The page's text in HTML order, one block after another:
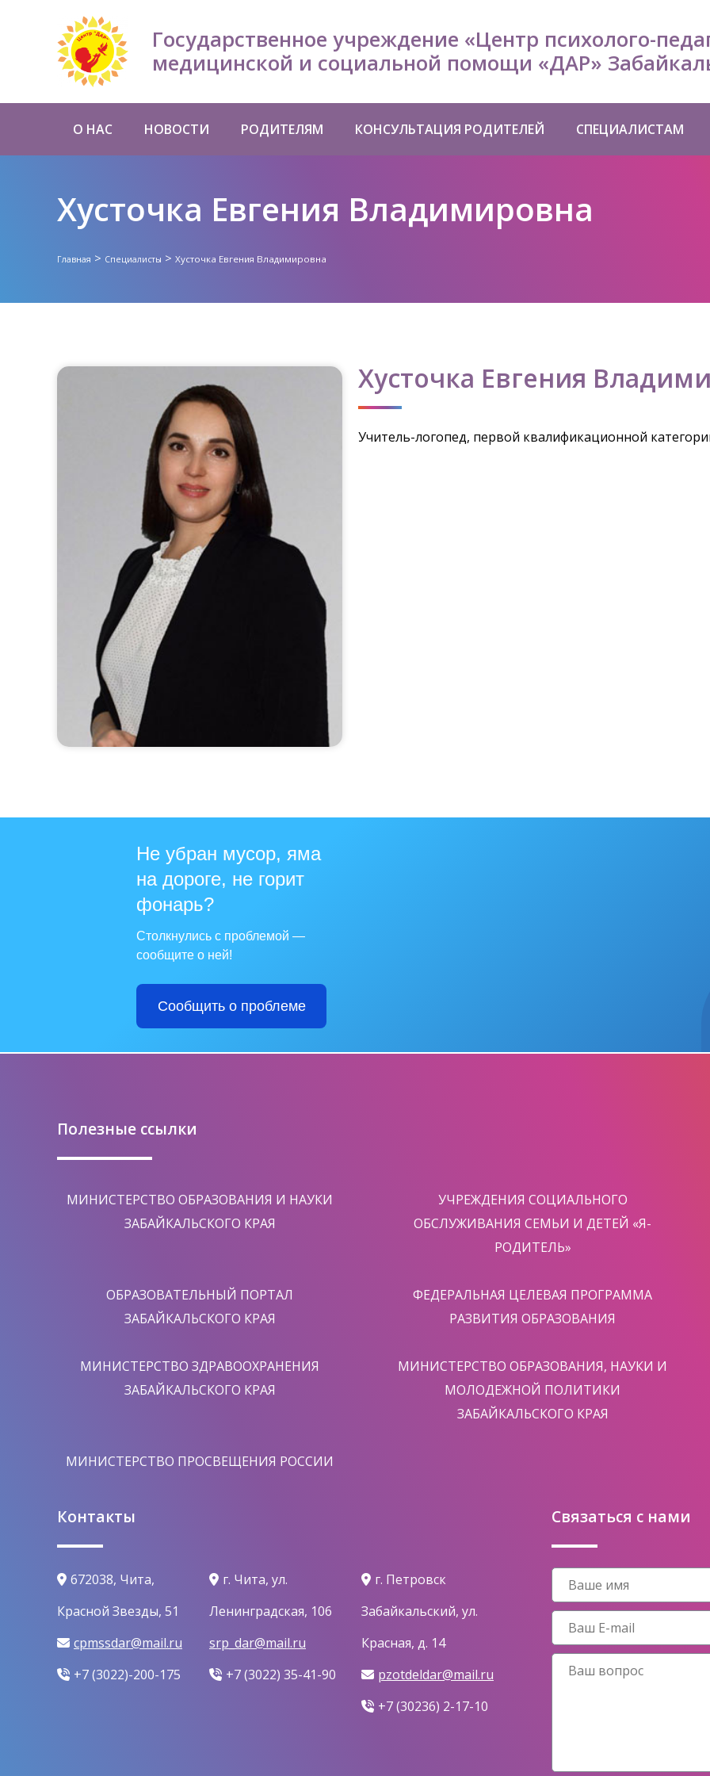
Государственное учреждение «Центр психолого-
медицинской и социальной помощи «ДАР»
О НАС НОВОСТИ РОДИТЕЛЯМ КОНСУЛЬТАЦИЯ РОДИТЕЛЕЙ СПЕЦИАЛИСТАМ
Хусточка Евгения Владимировна
Главная > Специалисты > Хусточка Евгения Владимировна
Хусточка Евгения
Учитель-логопед, первой квалификационной
Не убран мусор, яма
на дороге, не горит
фонарь?
Столкнулись с проблемой —
сообщите о ней!
Сообщить о проблеме
Полезные ссылки
МИНИСТЕРСТВО ОБРАЗОВАНИЯ И НАУКИ
ЗАБАЙКАЛЬСКОГО КРАЯ
УЧРЕЖДЕНИЯ СОЦИАЛЬНОГО
ОБСЛУЖИВАНИЯ СЕМЬИ И ДЕТЕЙ «Я-
РОДИТЕЛЬ»
ОБРАЗОВАТЕЛЬНЫЙ ПОРТАЛ
ЗАБАЙКАЛЬСКОГО КРАЯ
ФЕДЕРАЛЬНАЯ ЦЕЛЕВАЯ ПРОГРАММА
РАЗВИТИЯ ОБРАЗОВАНИЯ
МИНИСТЕРСТВО ЗДРАВООХРАНЕНИЯ
ЗАБАЙКАЛЬСКОГО КРАЯ
МИНИСТЕРСТВО ОБРАЗОВАНИЯ, НАУКИ И
МОЛОДЕЖНОЙ ПОЛИТИКИ
ЗАБАЙКАЛЬСКОГО КРАЯ
МИНИСТЕРСТВО ПРОСВЕЩЕНИЯ РОССИИ
Контакты
672038, Чита,
Красной Звезды, 51
cpmssdar@mail.ru
+7 (3022)-200-175
г. Чита, ул.
Ленинградская, 106
srp_dar@mail.ru
+7 (3022) 35-41-90
г. Петровск
Забайкальский, ул.
Красная, д. 14
pzotdeldar@mail.ru
+7 (30236) 2-17-10
Связаться с нами